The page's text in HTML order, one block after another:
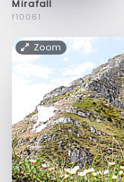
Mirafall
f10061
Zoom